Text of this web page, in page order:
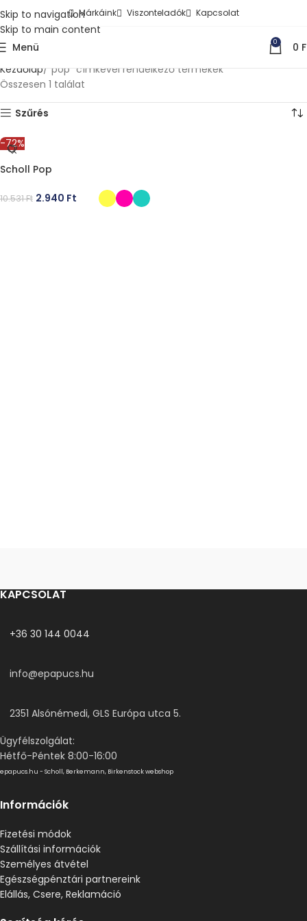
Skip to navigation
Skip to main content
Márkáink Viszonteladók Kapcsolat
Menü 0 0
Kezdőlap
“pop” címkével rendelkező termékek
Összesen 1 találat
Szűrés
-72%
Scholl Pop
10.531Ft 2.940 Ft
KAPCSOLAT
+36 30 144 0044
info@epapucs.hu
2351 Alsónémedi, GLS Európa utca 5.
Ügyfélszolgálat:
Hétfő-Péntek 8:00-16:00
epapucs.hu - Scholl, Berkemann, Birkenstock webshop
Információk
Fizetési módok
Szállítási információk
Személyes átvétel
Egészségpénztári partnereink
Elállás, Csere, Reklamáció